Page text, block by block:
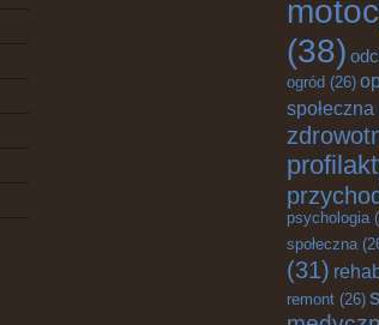
(38)
ogród (26)
społeczna
psychologia
społeczna
(31)
remont (26)